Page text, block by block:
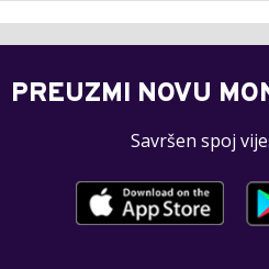
PREUZMI NOVU
Savršen spoj